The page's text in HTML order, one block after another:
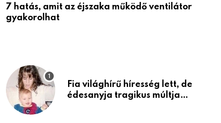
7 hatás, amit az éjszaka működő ventilátor
gyakorolhat
Fia világhírű híresség lett, de
édesanyja tragikus múltja